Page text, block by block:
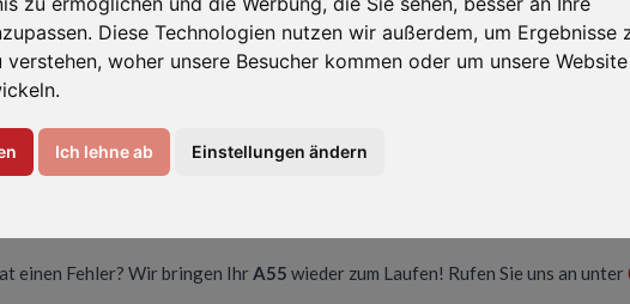
Diese Technologien nutzen wir außerdem, um Ergebnisse
verstehen, woher unsere Besucher kommen oder um unsere Website
Ich lehne ab Einstellungen ändern
IHR GALAXY A55
einen Fehler? Wir bringen IhrA55 wieder zum Laufen! Rufen Sie uns an unter